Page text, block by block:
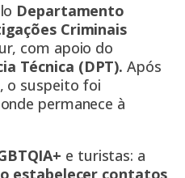
Departamento
Criminais
com apoio do
Técnica (DPT). Após
o suspeito foi
permanece à
e turistas: a